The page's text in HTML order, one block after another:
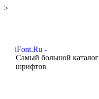
>
Самый большой каталог
шрифтов